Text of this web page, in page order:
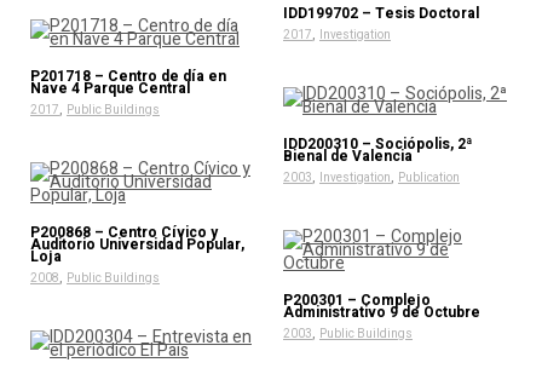
IDD199702 – Tesis Doctoral
2017, Investigation
P201718 – Centro de día en
Nave 4 Parque Central
2017, Public Buildings
IDD200310 – Sociópolis, 2ª
Bienal de Valencia
2003, Investigation, Publication
P200868 – Centro Cívico y
Auditorio Universidad Popular,
Loja
2008, Public Buildings
P200301 – Complejo
Administrativo 9 de Octubre
2003, Public Buildings